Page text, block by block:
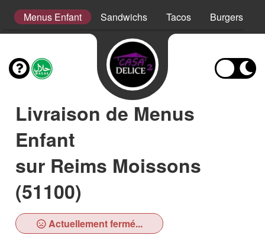
Menus Enfant Sandwichs Tacos Burgers
Livraison de Menus
Enfant
sur Reims Moissons
(51100)
Actuellement fermé...